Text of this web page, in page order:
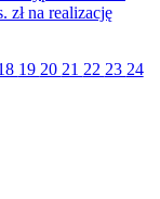
zł na realizację
19 20 21 22 23 24